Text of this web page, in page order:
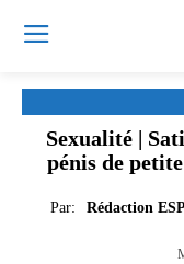
Sexualité |
pénis de
Par: Rédaction